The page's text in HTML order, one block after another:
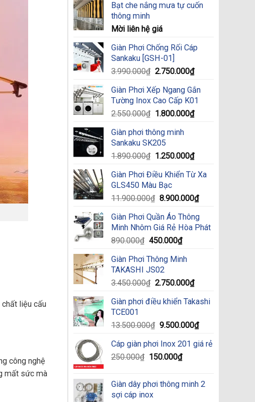
liệu cấu
công nghệ
mất sức mà
Bạt che nắng mưa tự cuốn
thông minh
Mời liên hệ giá
Giàn Phơi Chống Rối Cáp
Sankaku [GSH-01]
3.990.000₫ Original
was:
3.990.000₫.
2.750.000₫Current
is:
2.750.000₫.
Giàn Phơi Xếp Ngang Gắn
Tường Inox Cao Cấp K01
2.550.000₫ Original
was:
2.550.000₫.
1.800.000₫Current
Giàn phơi thông minh
Sankaku SK205
1.890.000₫ Original
was:
1.890.000₫.
1.250.000₫Current
is:
Giàn Phơi Điều Khiển Từ Xa
GLS450 Màu Bạc
11.900.000₫ Original
was:
11.900.000₫.
8.900.000₫Current
is:
8.900.000₫.
Giàn Phơi Quần Áo Thông
Minh Nhôm Giá Rẻ Hòa Phát
890.000₫ Original
was:
890.000₫.
450.000₫Current
is:
Giàn Phơi Thông Minh
TAKASHI JS02
3.450.000₫ Original
was:
2.750.000₫Current
is:
Giàn phơi điều khiển Takashi
TCE001
13.500.000₫ Original
was:
13.500.000₫.
9.500.000₫Current
is:
Cáp giàn phơi Inox 201 giá rẻ
250.000₫ Original
250.000₫.
150.000₫Current
150.000₫.
Giàn dây phơi thông minh 2
sợi cáp inox